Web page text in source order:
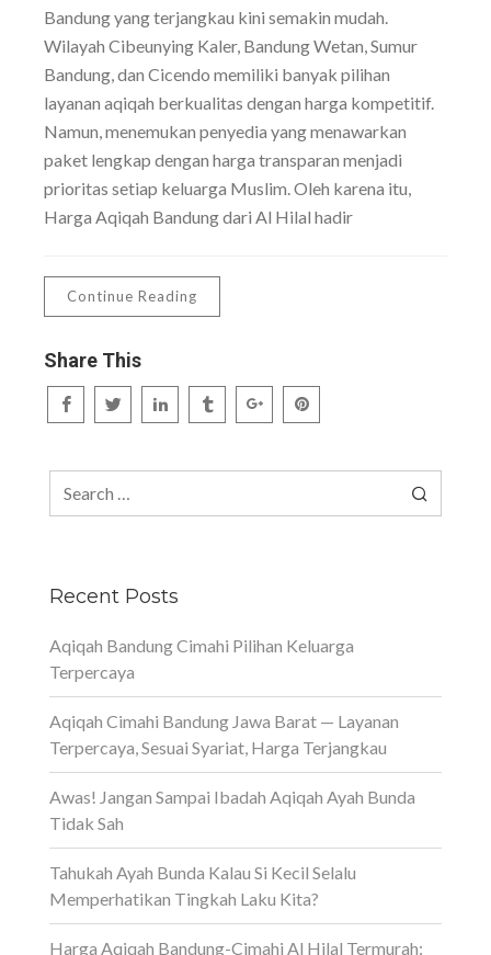
Bandung yang terjangkau kini semakin mudah.
Wilayah Cibeunying Kaler, Bandung Wetan, Sumur
Bandung, dan Cicendo memiliki banyak pilihan
layanan aqiqah berkualitas dengan harga kompetitif.
Namun, menemukan penyedia yang menawarkan
paket lengkap dengan harga transparan menjadi
prioritas setiap keluarga Muslim. Oleh karena itu,
Harga Aqiqah Bandung dari Al Hilal hadir
Continue Reading
Share This
Recent Posts
Aqiqah Bandung Cimahi Pilihan Keluarga
Terpercaya
Aqiqah Cimahi Bandung Jawa Barat — Layanan
Terpercaya, Sesuai Syariat, Harga Terjangkau
Awas! Jangan Sampai Ibadah Aqiqah Ayah Bunda
Tidak Sah
Tahukah Ayah Bunda Kalau Si Kecil Selalu
Memperhatikan Tingkah Laku Kita?
Harga Aqiqah Bandung-Cimahi Al Hilal Termurah: